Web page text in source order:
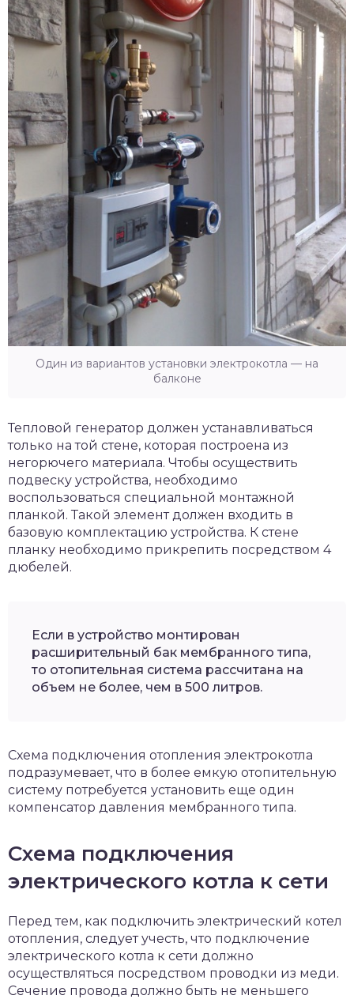
Один из вариантов установки электрокотла — на
балконе
Тепловой генератор должен устанавливаться
только на той стене, которая построена из
негорючего материала. Чтобы осуществить
подвеску устройства, необходимо
воспользоваться специальной монтажной
планкой. Такой элемент должен входить в
базовую комплектацию устройства. К стене
планку необходимо прикрепить посредством 4
дюбелей.
Если в устройство монтирован
расширительный бак мембранного типа,
то отопительная система рассчитана на
объем не более, чем в 500 литров.
Схема подключения отопления электрокотла
подразумевает, что в более емкую отопительную
систему потребуется установить еще один
компенсатор давления мембранного типа.
Схема подключения
электрического котла к сети
Перед тем, как подключить электрический котел
отопления, следует учесть, что подключение
электрического котла к сети должно
осуществляться посредством проводки из меди.
Сечение провода должно быть не меньшего